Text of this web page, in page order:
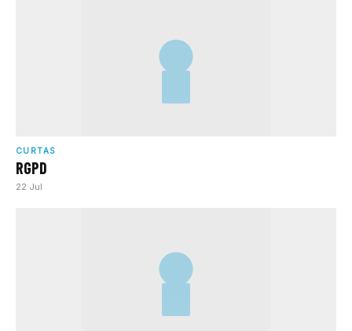
CURTAS
RGPD
22 Jul